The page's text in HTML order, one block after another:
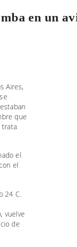
en un
Aires,
que
trata
el
el
24 C.
vuelve
de